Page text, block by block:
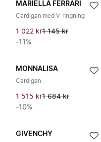
MARIELLA FERRARI
Cardigan med V-ringning
1 022 kr1 145 kr
-11%
MONNALISA
Cardigan
1 515 kr1 684 kr
-10%
GIVENCHY